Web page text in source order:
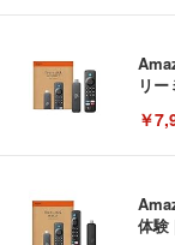
リ
￥
体験